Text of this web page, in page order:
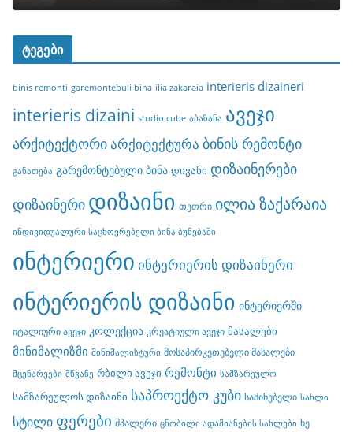
ტეგები
binis remonti garemontebuli bina ilia zakaraia interieris dizaineri
interieris dizaini studio cube აბაზანა ავეჯი
არქიტექტორიარქიტექტურა ბინის რემონტი
განათება გარემონტებული ბინა დივანი დიზაინერები
დიზაინერი დიზაინი თეთრი ილია ზაქარაია
ინდივიდუალური საცხოვრებელი ბინა ბუნებაში
ინტერიერი ინტერიერის დიზაინერი
ინტერიერის დიზაინი ინტერიერში
იტალიური ავეჯი კოლექცია კრეატიული ავეჯი მასალები
მინიმალიზმი მინიმალისტური მოსაპირკეთებელი მასალები
მცენარეები მწვანე რბილი ავეჯი რემონტი სამზარეულო
სამზარეულოს დიზაინი საპროექტო კუბი საძინებელი სახლი
სტილი ფერები შპალერი ცნობილი ადამიანების სახლები ხე